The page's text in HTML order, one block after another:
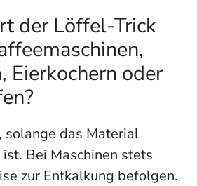
der Löffel-Trick
Eierkochern oder
solange das Material
Bei Maschinen stets
zur Entkalkung befolgen.